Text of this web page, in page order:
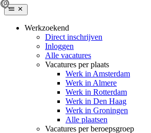
Werkzoekend
Direct inschrijven
Inloggen
Alle vacatures
Vacatures per plaats
Werk in Amsterdam
Werk in Almere
Werk in Rotterdam
Werk in Den Haag
Werk in Groningen
Alle plaatsen
Vacatures per beroepsgroep